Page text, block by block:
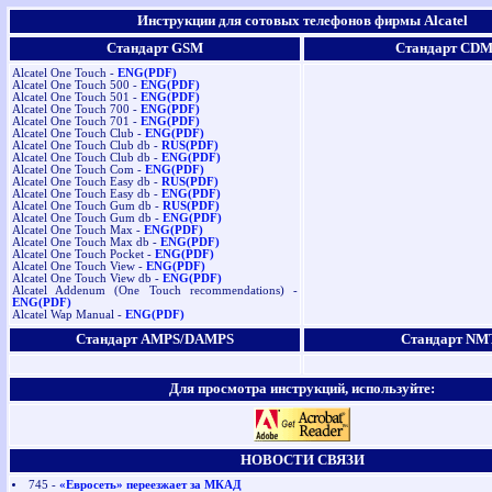
Инструкции для сотовых телефонов фирмы Alcatel
Стандарт GSM
Стандарт
Alcatel One Touch -ENG(PDF)
Alcatel One Touch 500 -ENG(PDF)
Alcatel One Touch 501 -ENG(PDF)
Alcatel One Touch 700 -ENG(PDF)
Alcatel One Touch 701 -ENG(PDF)
Alcatel One Touch Club -ENG(PDF)
Alcatel One Touch Club db -RUS(PDF)
Alcatel One Touch Club db -ENG(PDF)
Alcatel One Touch Com -ENG(PDF)
Alcatel One Touch Easy db -RUS(PDF)
Alcatel One Touch Easy db -ENG(PDF)
Alcatel One Touch Gum db -RUS(PDF)
Alcatel One Touch Gum db -ENG(PDF)
Alcatel One Touch Max -ENG(PDF)
Alcatel One Touch Max db -ENG(PDF)
Alcatel One Touch Pocket -ENG(PDF)
Alcatel One Touch View -ENG(PDF)
Alcatel One Touch View db -ENG(PDF)
Alcatel Addenum (One Touch recommendations) -
ENG(PDF)
Alcatel Wap Manual -ENG(PDF)
Стандарт AMPS/DAMPS Стандарт
Для просмотра инструкций, используйте:
НОВОСТИ СВЯЗИ
745 - «Евросеть» переезжает за МКАД